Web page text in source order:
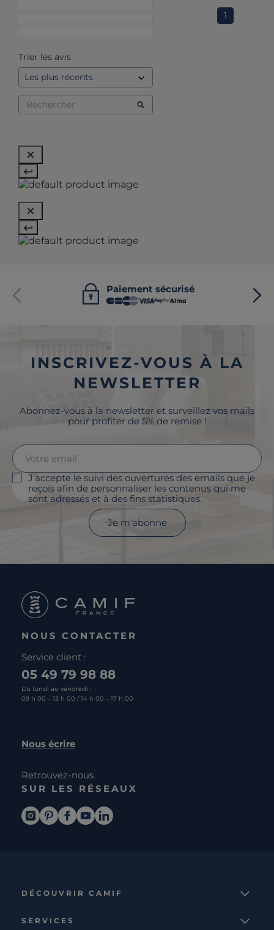
0
0
0
Trier les avis
1
Paiement sécurisé
INSCRIVEZ-VOUS À LA
NEWSLETTER
Abonnez-vous à la newsletter et surveillez vos mails
pour profiter de 5% de remise !
J'accepte le suivi des ouvertures des emails que je
reçois afin de personnaliser les contenus qui me
sont adressés et à des fins statistiques.
Je m'abonne
NOUS CONTACTER
Service client :
05 49 79 98 88
Du lundi au vendredi :
09 h 00 – 13 h 00 / 14 h 00 – 17 h 00
Nous écrire
Retrouvez-nous
SUR LES RÉSEAUX
DÉCOUVRIR CAMIF
SERVICES